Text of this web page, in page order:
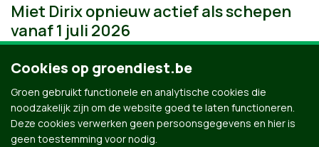
Miet Dirix opnieuw actief als schepen
vanaf 1 juli 2026
Cookies op groendiest.be
Groen gebruikt functionele en analytische cookies die
noodzakelijk zijn om de website goed te laten functioneren.
Deze cookies verwerken geen persoonsgegevens en hier is
geen toestemming voor nodig.